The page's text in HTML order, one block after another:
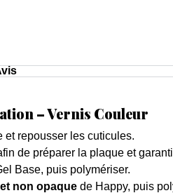
– Vernis Couleur
et repousser les cuticules.
de préparer la plaque et
Base, puis polymériser.
non opaque de Happy, puis